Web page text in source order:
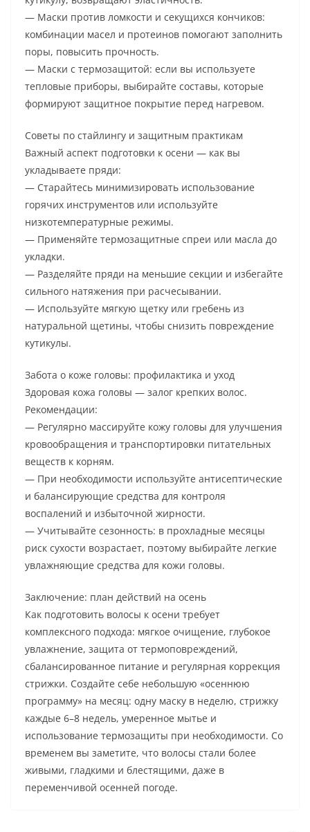
— Маски против ломкости и секущихся кончиков:
комбинации масел и протеинов помогают заполнить
поры, повысить прочность.
— Маски с термозащитой: если вы используете
тепловые приборы, выбирайте составы, которые
формируют защитное покрытие перед нагревом.
Советы по стайлингу и защитным практикам
Важный аспект подготовки к осени — как вы
укладываете пряди:
— Старайтесь минимизировать использование
горячих инструментов или используйте
низкотемпературные режимы.
— Применяйте термозащитные спреи или масла до
укладки.
— Разделяйте пряди на меньшие секции и избегайте
сильного натяжения при расчесывании.
— Используйте мягкую щетку или гребень из
натуральной щетины, чтобы снизить повреждение
кутикулы.
Забота о коже головы: профилактика и уход
Здоровая кожа головы — залог крепких волос.
Рекомендации:
— Регулярно массируйте кожу головы для улучшения
кровообращения и транспортировки питательных
веществ к корням.
— При необходимости используйте антисептические
и балансирующие средства для контроля
воспалений и избыточной жирности.
— Учитывайте сезонность: в прохладные месяцы
риск сухости возрастает, поэтому выбирайте легкие
увлажняющие средства для кожи головы.
Заключение: план действий на осень
Как подготовить волосы к осени требует
комплексного подхода: мягкое очищение, глубокое
увлажнение, защита от термоповреждений,
сбалансированное питание и регулярная коррекция
стрижки. Создайте себе небольшую «осеннюю
программу» на месяц: одну маску в неделю, стрижку
каждые 6–8 недель, умеренное мытье и
использование термозащиты при необходимости. Со
временем вы заметите, что волосы стали более
живыми, гладкими и блестящими, даже в
переменчивой осенней погоде.